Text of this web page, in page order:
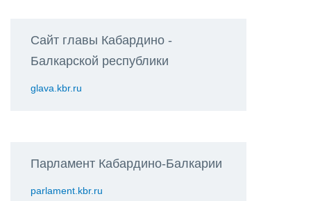
Сайт главы Кабардино -
Балкарской республики
glava.kbr.ru
Парламент Кабардино-Балкарии
parlament.kbr.ru